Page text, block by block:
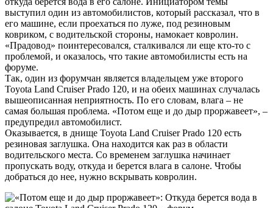
выступил один из автомобилистов, который рассказал, что в
его машине, если проехаться по луже, под резиновым
ковриком, с водительской стороны, намокает ковролин.
«Прадовод» поинтересовался, сталкивался ли еще кто-то с
проблемой, и оказалось, что такие автомобилисты есть на
форуме.
Так, один из форумчан является владельцем уже второго
Toyota Land Cruiser Prado 120, и на обеих машинах случалась
вышеописанная неприятность. По его словам, влага – не
самая большая проблема. «Потом еще и до дыр проржавеет», –
предупредил автомобилист.
Оказывается, в днище Toyota Land Cruiser Prado 120 есть
резиновая заглушка. Она находится как раз в области
водительского места. Со временем заглушка начинает
пропускать воду, откуда и берется влага в салоне. Чтобы
добраться до нее, нужно вскрывать ковролин.